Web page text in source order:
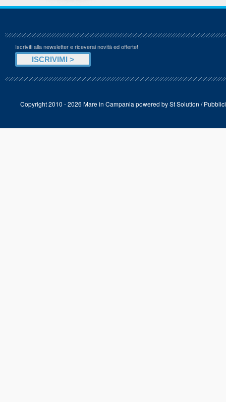
Iscriviti alla newsletter e riceverai novità ed offerte!
Copyright 2010 - 2026 Mare in Campania powered bySt Solution /